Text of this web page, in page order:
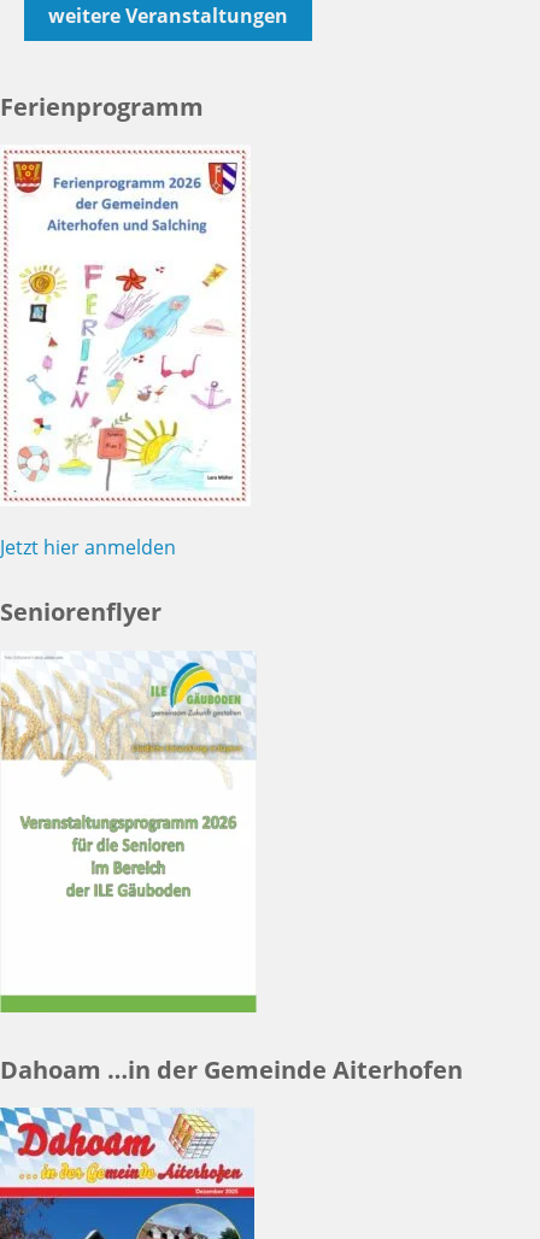
weitere Veranstaltungen
Ferienprogramm
Jetzt hier anmelden
Seniorenflyer
Dahoam …in der Gemeinde Aiterhofen